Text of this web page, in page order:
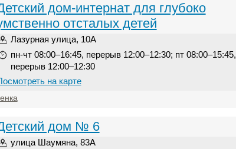
дом-интернат для глубоко
отсталых детей
Лазурная улица, 10А
пн-чт 08:00–16:45, перерыв 12:00–12:30; пт 08:00–15:45,
перерыв 12:00–12:30
на карте
дом № 6
улица Шаумяна, 83А